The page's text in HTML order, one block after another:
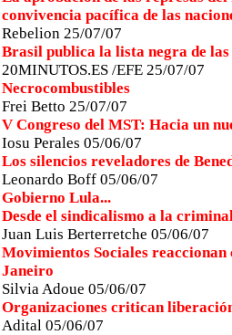
convivencia pacífica de las
Rebelion 25/07/07
Brasil publica la lista negra de las
20MINUTOS.ES /EFE 25/07/07
Necrocombustibles
Frei Betto 25/07/07
V Congreso del MST: Hacia un
Iosu Perales 05/06/07
Los silencios reveladores de
Leonardo Boff 05/06/07
Gobierno Lula...
Desde el sindicalismo a la
Juan Luis Berterretche 05/06/07
Movimientos Sociales
Janeiro
Silvia Adoue 05/06/07
Organizaciones critican
Adital 05/06/07